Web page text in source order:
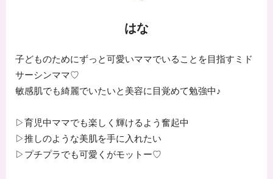
はな
子どものためにずっと可愛いママでいることを目指すミド
サーシンママ♡
敏感肌でも綺麗でいたいと美容に目覚めて勉強中♪
▷育児中ママでも楽しく輝けるよう奮起中
▷推しのような美肌を手に入れたい
▷プチプラでも可愛くがモットー♡